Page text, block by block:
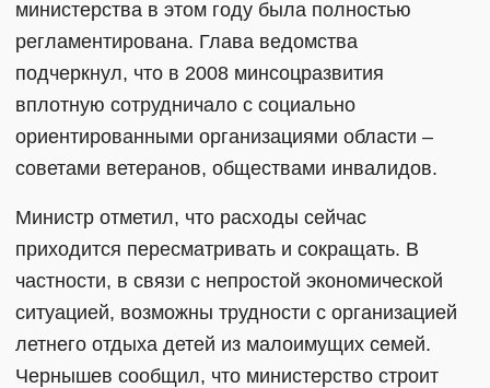
министерства в этом году была полностью
регламентирована. Глава ведомства
подчеркнул, что в 2008 минсоцразвития
вплотную сотрудничало с социально
ориентированными организациями области –
советами ветеранов, обществами инвалидов.
Министр отметил, что расходы сейчас
приходится пересматривать и сокращать. В
частности, в связи с непростой экономической
ситуацией, возможны трудности с организацией
летнего отдыха детей из малоимущих семей.
Чернышев сообщил, что министерство строит